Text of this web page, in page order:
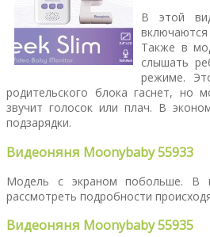
В этой
Также в
слышать
режиме.
родительского блока гаснет, но
звучит голосок или плач. В
подзарядки.
Видеоняня Moonybaby 55933
Модель с экраном побольше. В
рассмотреть подробности
Видеоняня Moonybaby 55935